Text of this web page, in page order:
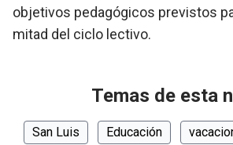
objetivos pedagógicos previstos
mitad del ciclo lectivo.
Temas de esta
San Luis Educación